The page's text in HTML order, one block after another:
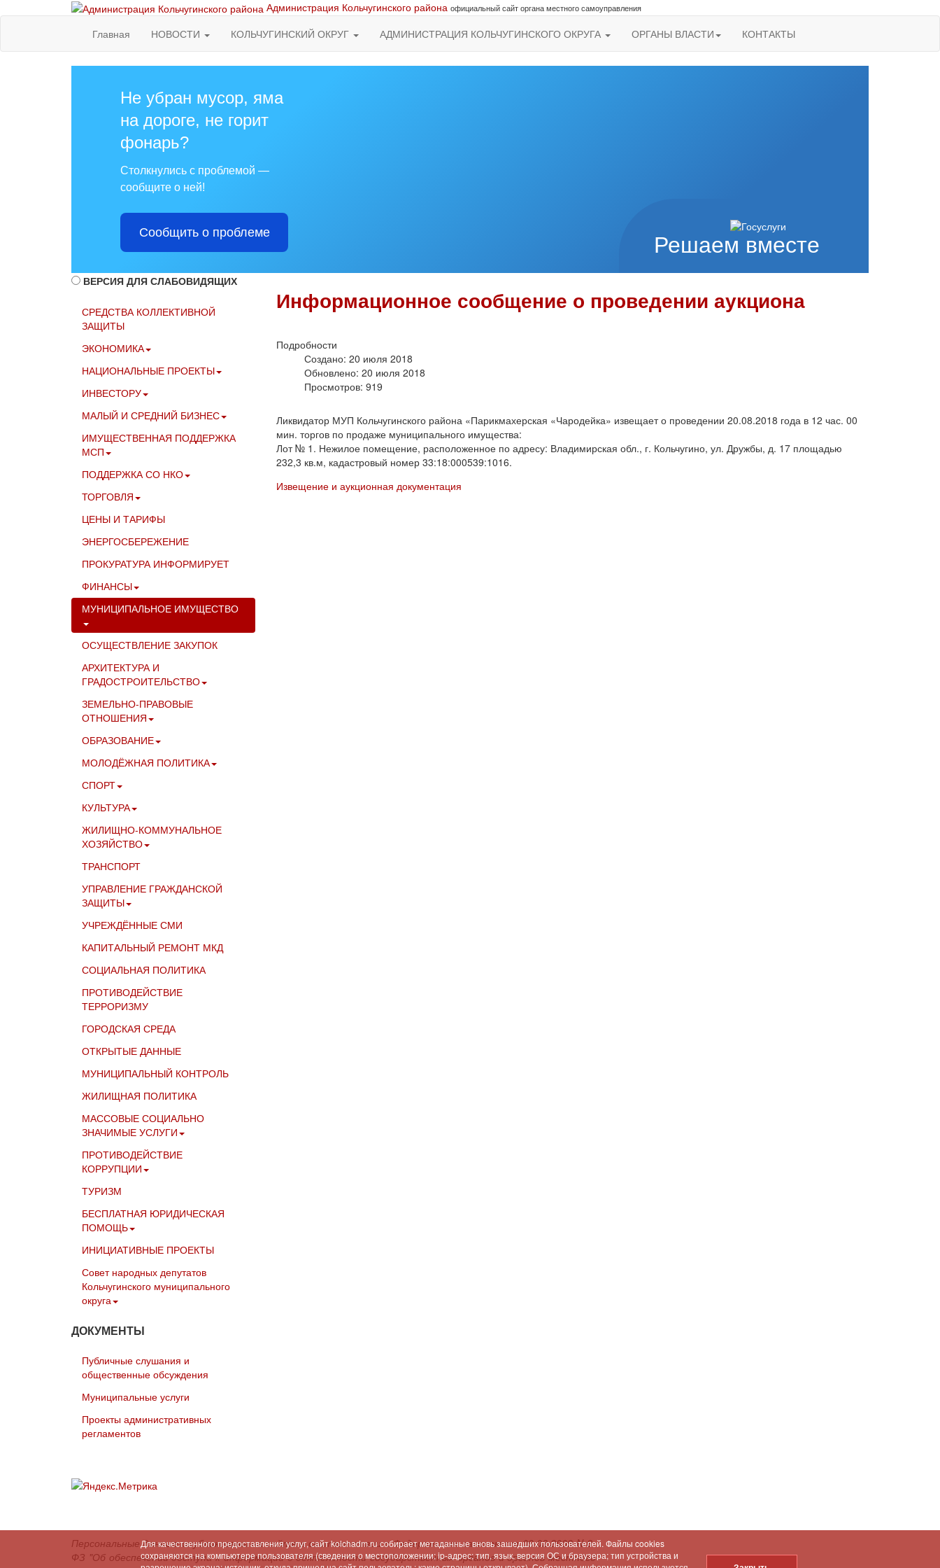
Администрация Кольчугинского района официальный сайт органа местного самоуправления
Главная НОВОСТИ КОЛЬЧУГИНСКИЙ ОКРУГ АДМИНИСТРАЦИЯ КОЛЬЧУГИНСКОГО ОКРУГА ОРГАНЫ ВЛАСТИ КОНТАКТЫ
Решаем вместе
Не убран мусор, яма
на дороге, не горит
фонарь?
Столкнулись с проблемой —
сообщите о ней!
Сообщить о проблеме
Информационное сообщение о проведении аукциона
Подробности
Создано: 20 июля 2018
Обновлено: 20 июля 2018
Просмотров: 919
Ликвидатор МУП Кольчугинского района «Парикмахерская «Чародейка» извещает о проведении 20.08.2018 года в 12 час. 00
мин. торгов по продаже муниципального имущества:
Лот № 1. Нежилое помещение, расположенное по адресу: Владимирская обл., г. Кольчугино, ул. Дружбы, д. 17 площадью
232,3 кв.м, кадастровый номер 33:18:000539:1016.
Извещение и аукционная документация
ВЕРСИЯ ДЛЯ СЛАБОВИДЯЩИХ
СРЕДСТВА КОЛЛЕКТИВНОЙ
ЗАЩИТЫ
ЭКОНОМИКА
НАЦИОНАЛЬНЫЕ ПРОЕКТЫ
ИНВЕСТОРУ
МАЛЫЙ И СРЕДНИЙ БИЗНЕС
ИМУЩЕСТВЕННАЯ ПОДДЕРЖКА
МСП
ПОДДЕРЖКА СО НКО
ТОРГОВЛЯ
ЦЕНЫ И ТАРИФЫ
ЭНЕРГОСБЕРЕЖЕНИЕ
ПРОКУРАТУРА ИНФОРМИРУЕТ
ФИНАНСЫ
МУНИЦИПАЛЬНОЕ ИМУЩЕСТВО
ОСУЩЕСТВЛЕНИЕ ЗАКУПОК
АРХИТЕКТУРА И
ГРАДОСТРОИТЕЛЬСТВО
ЗЕМЕЛЬНО-ПРАВОВЫЕ
ОТНОШЕНИЯ
ОБРАЗОВАНИЕ
МОЛОДЁЖНАЯ ПОЛИТИКА
СПОРТ
КУЛЬТУРА
ЖИЛИЩНО-КОММУНАЛЬНОЕ
ХОЗЯЙСТВО
ТРАНСПОРТ
УПРАВЛЕНИЕ ГРАЖДАНСКОЙ
ЗАЩИТЫ
УЧРЕЖДЁННЫЕ СМИ
КАПИТАЛЬНЫЙ РЕМОНТ МКД
СОЦИАЛЬНАЯ ПОЛИТИКА
ПРОТИВОДЕЙСТВИЕ
ТЕРРОРИЗМУ
ГОРОДСКАЯ СРЕДА
ОТКРЫТЫЕ ДАННЫЕ
МУНИЦИПАЛЬНЫЙ КОНТРОЛЬ
ЖИЛИЩНАЯ ПОЛИТИКА
МАССОВЫЕ СОЦИАЛЬНО
ЗНАЧИМЫЕ УСЛУГИ
ПРОТИВОДЕЙСТВИЕ
КОРРУПЦИИ
ТУРИЗМ
БЕСПЛАТНАЯ ЮРИДИЧЕСКАЯ
ПОМОЩЬ
ИНИЦИАТИВНЫЕ ПРОЕКТЫ
Совет народных депутатов
Кольчугинского муниципального
округа
ДОКУМЕНТЫ
Публичные слушания и
общественные обсуждения
Муниципальные услуги
Проекты административных
регламентов
Персональные данные опубликованы на сайте в соответствии с Федеральным законом от 09.02.2009 N 8-
ФЗ "Об обеспечении доступа к информации о деятельности государственных органов и органов местного
Для качественного предоставления услуг, сайт kolchadm.ru собирает метаданные вновь зашедших пользователей. Файлы cookies
сохраняются на компьютере пользователя (сведения о местоположении; ip-адрес; тип, язык, версия ОС и браузера; тип устройства и